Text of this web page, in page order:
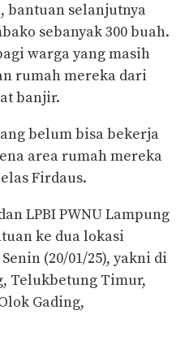
bantuan selanjutnya
sebanyak 300 buah.
warga yang masih
rumah mereka dari
banjir.
belum bisa bekerja
area rumah mereka
Firdaus.
LPBI PWNU Lampung
ke dua lokasi
(20/01/25), yakni di
Telukbetung Timur,
Gading,